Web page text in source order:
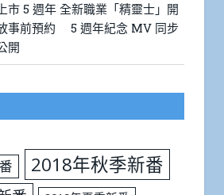
市 5 週年 全新職業「精靈士」開
事前預約 5 週年紀念 MV 同步
開
2018年秋季新番